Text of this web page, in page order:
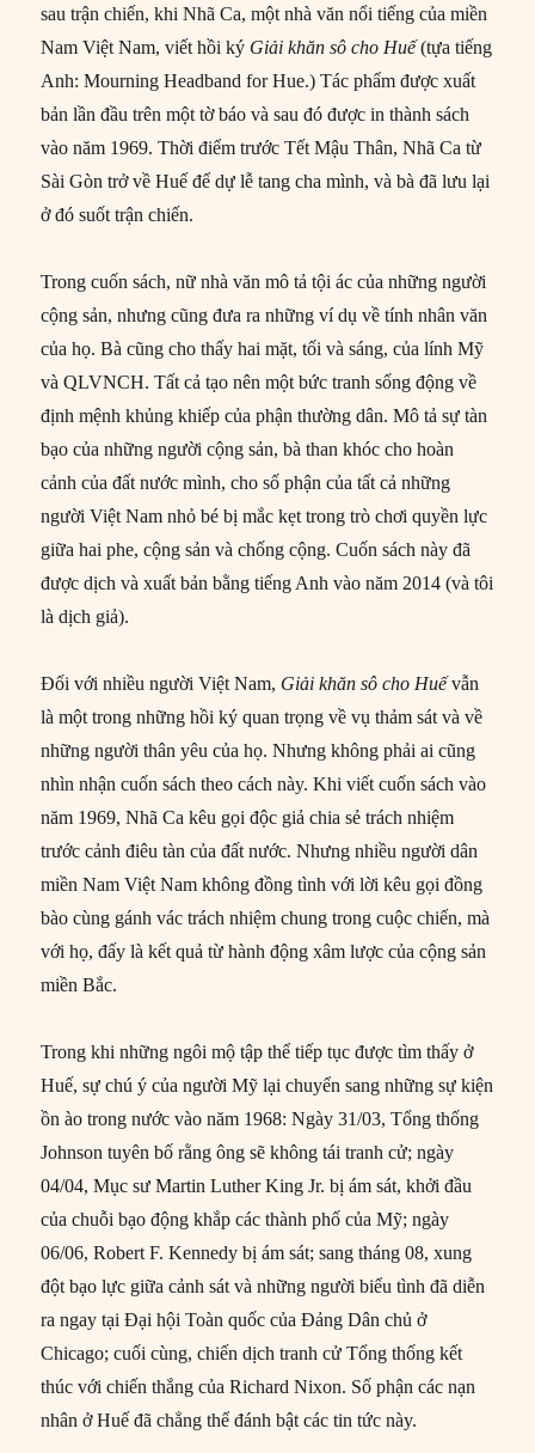
sau trận chiến, khi Nhã Ca, một nhà văn nổi tiếng của miền
Nam Việt Nam, viết hồi ký Giải khăn sô cho Huế(tựa tiếng
Anh: Mourning Headband for Hue.) Tác phẩm được xuất
bản lần đầu trên một tờ báo và sau đó được in thành sách
vào năm 1969. Thời điểm trước Tết Mậu Thân, Nhã Ca từ
Sài Gòn trở về Huế để dự lễ tang cha mình, và bà đã lưu lại
ở đó suốt trận chiến.
Trong cuốn sách, nữ nhà văn mô tả tội ác của những người
cộng sản, nhưng cũng đưa ra những ví dụ về tính nhân văn
của họ. Bà cũng cho thấy hai mặt, tối và sáng, của lính Mỹ
và QLVNCH. Tất cả tạo nên một bức tranh sống động về
định mệnh khủng khiếp của phận thường dân. Mô tả sự tàn
bạo của những người cộng sản, bà than khóc cho hoàn
cảnh của đất nước mình, cho số phận của tất cả những
người Việt Nam nhỏ bé bị mắc kẹt trong trò chơi quyền lực
giữa hai phe, cộng sản và chống cộng. Cuốn sách này đã
được dịch và xuất bản bằng tiếng Anh vào năm 2014 (và tôi
là dịch giả).
Đối với nhiều người Việt Nam, Giải khăn sô cho Huếvẫn
là một trong những hồi ký quan trọng về vụ thảm sát và về
những người thân yêu của họ. Nhưng không phải ai cũng
nhìn nhận cuốn sách theo cách này. Khi viết cuốn sách vào
năm 1969, Nhã Ca kêu gọi độc giả chia sẻ trách nhiệm
trước cảnh điêu tàn của đất nước. Nhưng nhiều người dân
miền Nam Việt Nam không đồng tình với lời kêu gọi đồng
bào cùng gánh vác trách nhiệm chung trong cuộc chiến, mà
với họ, đấy là kết quả từ hành động xâm lược của cộng sản
miền Bắc.
Trong khi những ngôi mộ tập thể tiếp tục được tìm thấy ở
Huế, sự chú ý của người Mỹ lại chuyển sang những sự kiện
ồn ào trong nước vào năm 1968: Ngày 31/03, Tổng thống
Johnson tuyên bố rằng ông sẽ không tái tranh cử; ngày
04/04, Mục sư Martin Luther King Jr. bị ám sát, khởi đầu
của chuỗi bạo động khắp các thành phố của Mỹ; ngày
06/06, Robert F. Kennedy bị ám sát; sang tháng 08, xung
đột bạo lực giữa cảnh sát và những người biểu tình đã diễn
ra ngay tại Đại hội Toàn quốc của Đảng Dân chủ ở
Chicago; cuối cùng, chiến dịch tranh cử Tổng thống kết
thúc với chiến thắng của Richard Nixon. Số phận các nạn
nhân ở Huế đã chẳng thể đánh bật các tin tức này.